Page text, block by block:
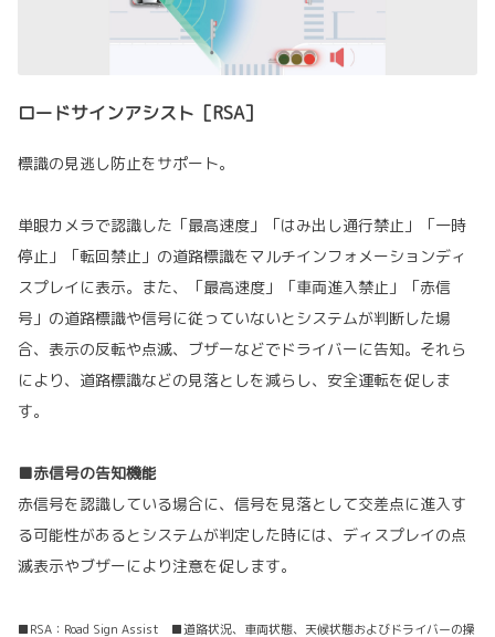
ロードサインアシスト［RSA］
標識の見逃し防止をサポート。
単眼カメラで認識した「最高速度」「はみ出し通行禁止」「一時
停止」「転回禁止」の道路標識をマルチインフォメーションディ
スプレイに表示。また、「最高速度」「車両進入禁止」「赤信
号」の道路標識や信号に従っていないとシステムが判断した場
合、表示の反転や点滅、ブザーなどでドライバーに告知。それら
により、道路標識などの見落としを減らし、安全運転を促しま
す。
■赤信号の告知機能
赤信号を認識している場合に、信号を見落として交差点に進入す
る可能性があるとシステムが判定した時には、ディスプレイの点
滅表示やブザーにより注意を促します。
■RSA：Road Sign Assist ■道路状況、車両状態、天候状態およびドライバーの操